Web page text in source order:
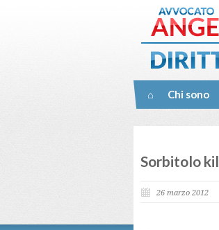
⌂ Chi sono
Sorbitolo
26 marzo 2012